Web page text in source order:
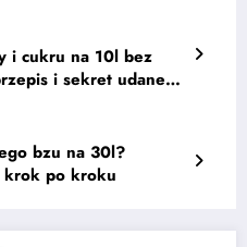
i cukru na 10l bez
i sekret udanego
bzu na 30l?
krok po kroku